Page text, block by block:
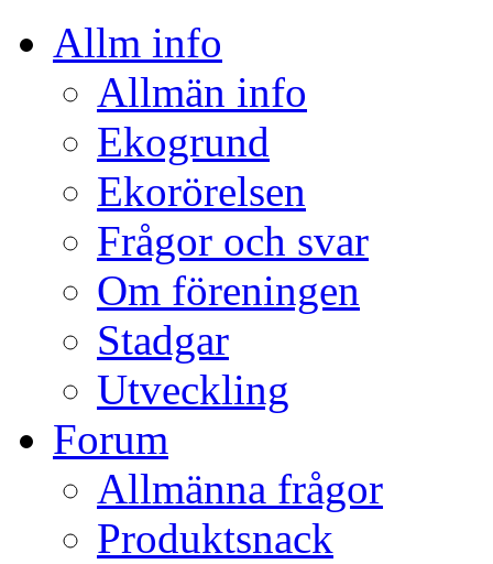
Allm info
Allmän info
Ekogrund
Ekorörelsen
Frågor och svar
Om föreningen
Stadgar
Utveckling
Forum
Allmänna frågor
Produktsnack